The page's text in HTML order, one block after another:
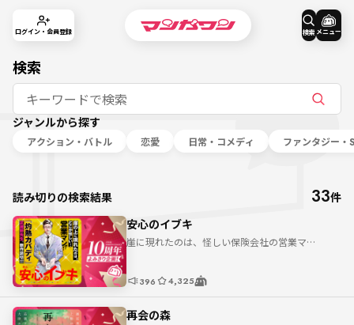
ログイン・会員登録 検索 メニュー
検索
ジャンルから探す
アクション・バトル 恋愛 日常・コメディ ファンタジー・
読み切りの検索結果 33件
安心のイブキ
崖に現れたのは、怪しい保険会社の営業マ
396 4,325
再会の森